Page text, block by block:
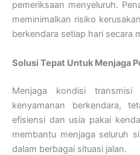
pemeriksaan menyeluruh.
meminimalkan risiko
berkendara setiap hari secara
Solusi Tepat Untuk Menjaga
Menjaga kondisi
kenyamanan berkendara,
efisiensi dan usia pakai
membantu menjaga seluruh
dalam berbagai situasi jalan.